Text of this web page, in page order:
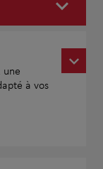
une
à vos